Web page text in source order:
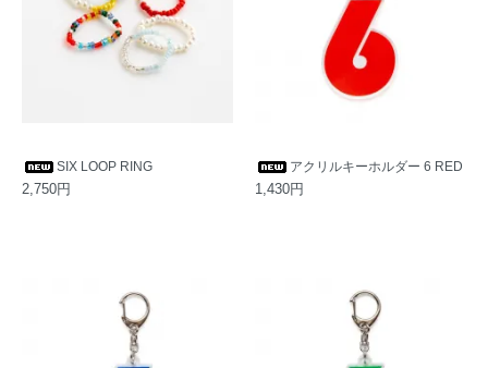
SIX LOOP RING
2,750円
アクリルキーホルダー 6 RED
1,430円